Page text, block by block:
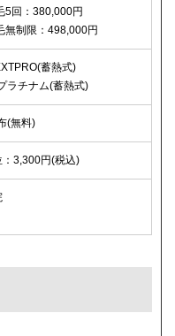
5回：380,000円
無制限：498,000円
蓄熱式)
ラチナム(蓄熱式)
(無料)
3,300円(税込)